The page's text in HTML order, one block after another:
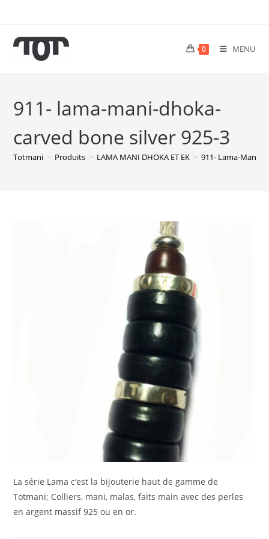
0 MENU
911- lama-mani-dhoka-
carved bone silver 925-3
Totmani > Produits > LAMA MANI DHOKA ET EK > 911- Lama-Mani-
La série Lama c’est la bijouterie haut de gamme de
Totmani; Colliers, mani, malas, faits main avec des perles
en argent massif 925 ou en or.